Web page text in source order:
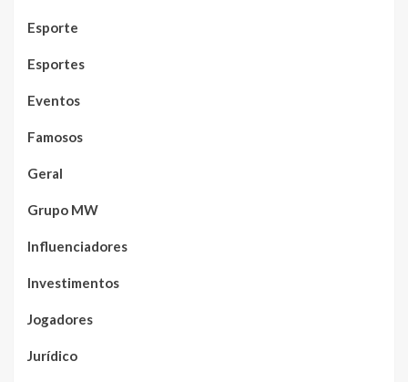
Esporte
Esportes
Eventos
Famosos
Geral
Grupo MW
Influenciadores
Investimentos
Jogadores
Jurídico